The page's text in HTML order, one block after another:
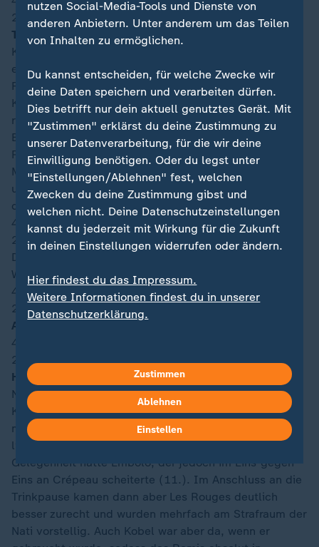
22:05
Tooor für Schweiz, 1:0 durch Rubén Vargas
Kaum rollt der Ball wieder, zappelt er auch schon
erstmals im Kasten. Die Schweiz geht mit 1:0 in
Führung, weil Les Rouges gedanklich wohl noch in der
Kabine sind. Johan Manzambi tankt sich auf dem
rechten Flügel nach vorne und flankt dann flach in die
Box. Breel Embolo lässt für den besser postierten
Rubén Vargas durch und der kann sich frei aus zehn
Metern die Ecke aussuchen. Er entscheidet sich für
unten links und setzt den Rechtsschuss passgenau an
den Innenpfosten, von dem er ins Netz springt.
46′
22:04
Die Mannschaften kehren auf den Platz zurück.
Wechsel gibt es noch keine. Weiter geht's.
46′
22:04
Anpfiff 2. Halbzeit
45′
21:49
Halbzeitfazit:
Noch keine Tore in Vancouver, wo sich die Schweiz und
Kanada nach kurzer Abtastphase einen durchaus
munteren Schlagabtausch um den Gruppensieg
liefern. Chancen gab es auf beiden Seiten. Die beste
Gelegenheit hatte Embolo, der jedoch im Eins-gegen-
Eins an Crépeau scheiterte (11.). Im Anschluss an die
Trinkpause kamen dann aber Les Rouges deutlich
besser zurecht und wurden mehrfach am Strafraum der
Nati vorstellig. Auch Kobel war aber da, wenn er
nutzen Social-Media-Tools und Dienste von
anderen Anbietern. Unter anderem um das Teilen
von Inhalten zu ermöglichen.
Du kannst entscheiden, für welche Zwecke wir
deine Daten speichern und verarbeiten dürfen.
Dies betrifft nur dein aktuell genutztes Gerät. Mit
"Zustimmen" erklärst du deine Zustimmung zu
unserer Datenverarbeitung, für die wir deine
Einwilligung benötigen. Oder du legst unter
"Einstellungen/Ablehnen" fest, welchen
Zwecken du deine Zustimmung gibst und
welchen nicht. Deine Datenschutzeinstellungen
kannst du jederzeit mit Wirkung für die Zukunft
in deinen Einstellungen widerrufen oder ändern.
Hier findest du das Impressum.
Weitere Informationen findest du in unserer
Datenschutzerklärung.
Zustimmen
Ablehnen
Einstellen